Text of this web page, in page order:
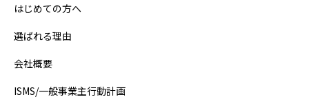
はじめての方へ
選ばれる理由
会社概要
ISMS/一般事業主行動計画